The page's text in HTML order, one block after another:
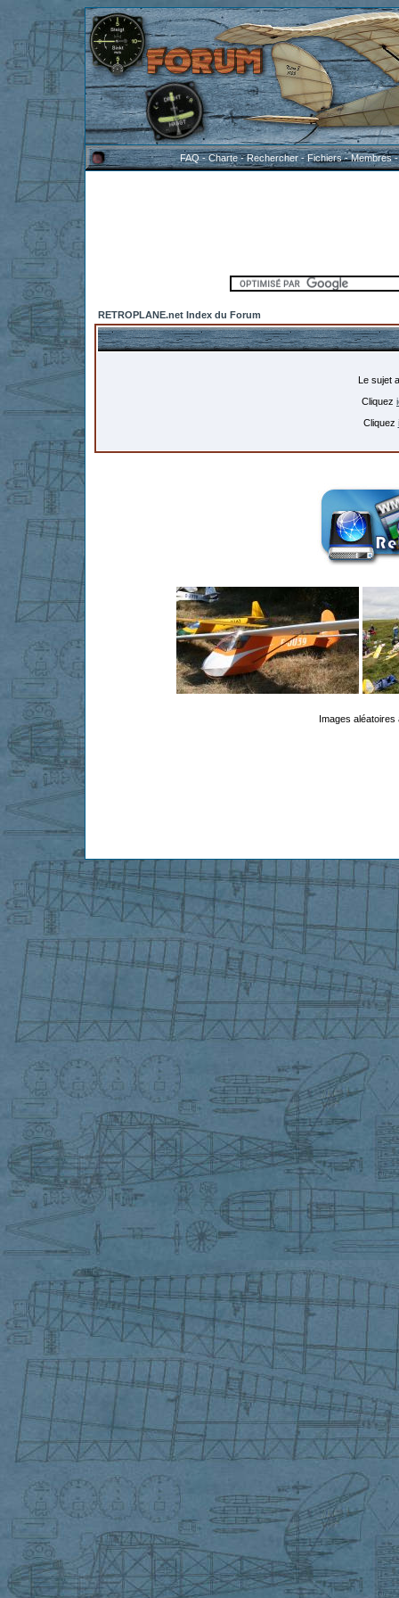
FAQ-Charte-Rechercher-Fichiers-Membres
RETROPLANE.net Index du Forum
Le sujet
Cliquez
Cliquez
Images aléatoires